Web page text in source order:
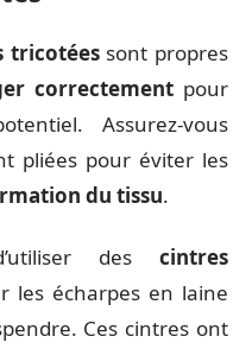
tricotéessont propres
correctement pour
Assurez-vous
pliées pour éviter les
du tissu.
des cintres
les écharpes en laine
Ces cintres ont